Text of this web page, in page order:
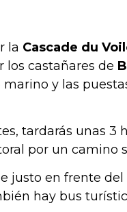
la Cascade du
los castañares de
y las
tardarás unas 3
por un camino
justo en frente
hay bus